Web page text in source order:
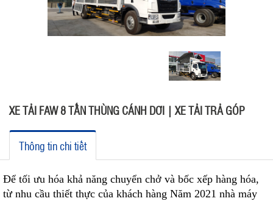
XE TẢI FAW 8 TẤN THÙNG CÁNH DƠI | XE TẢI TRẢ GÓP
Thông tin chi tiết
Để tối ưu hóa khả năng chuyển chở và bốc xếp hàng hóa,
từ nhu cầu thiết thực của khách hàng Năm 2021 nhà máy